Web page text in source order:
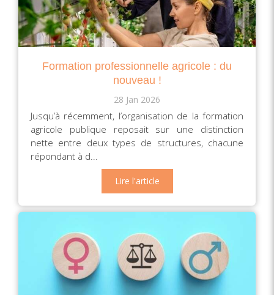
Formation professionnelle agricole : du
nouveau !
28 Jan 2026
Jusqu’à récemment, l’organisation de la formation
agricole publique reposait sur une distinction
nette entre deux types de structures, chacune
répondant à d...
Lire l'article